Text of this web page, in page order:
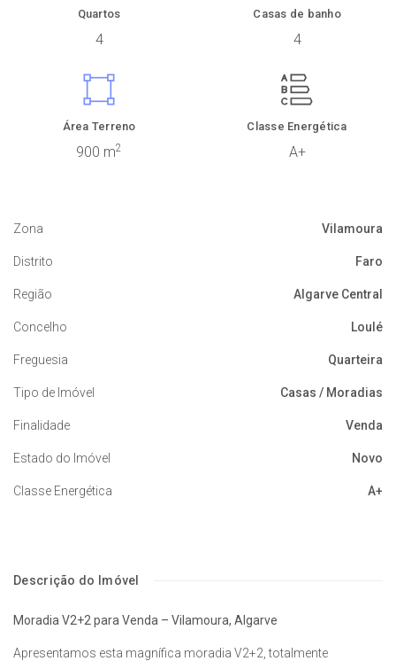
Quartos
4
Casas de banho
4
Área Terreno
900 m2
Classe Energética
A+
Zona Vilamoura
Distrito Faro
Região Algarve Central
Concelho Loulé
Freguesia Quarteira
Tipo de Imóvel Casas / Moradias
Finalidade Venda
Estado do Imóvel Novo
Classe Energética A+
Descrição do Imóvel
Moradia V2+2 para Venda – Vilamoura, Algarve
Apresentamos esta magnífica moradia V2+2, totalmente